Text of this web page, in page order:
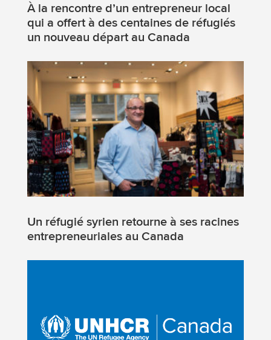
À la rencontre d’un entrepreneur local
qui a offert à des centaines de réfugiés
un nouveau départ au Canada
Un réfugié syrien retourne à ses racines
entrepreneuriales au Canada